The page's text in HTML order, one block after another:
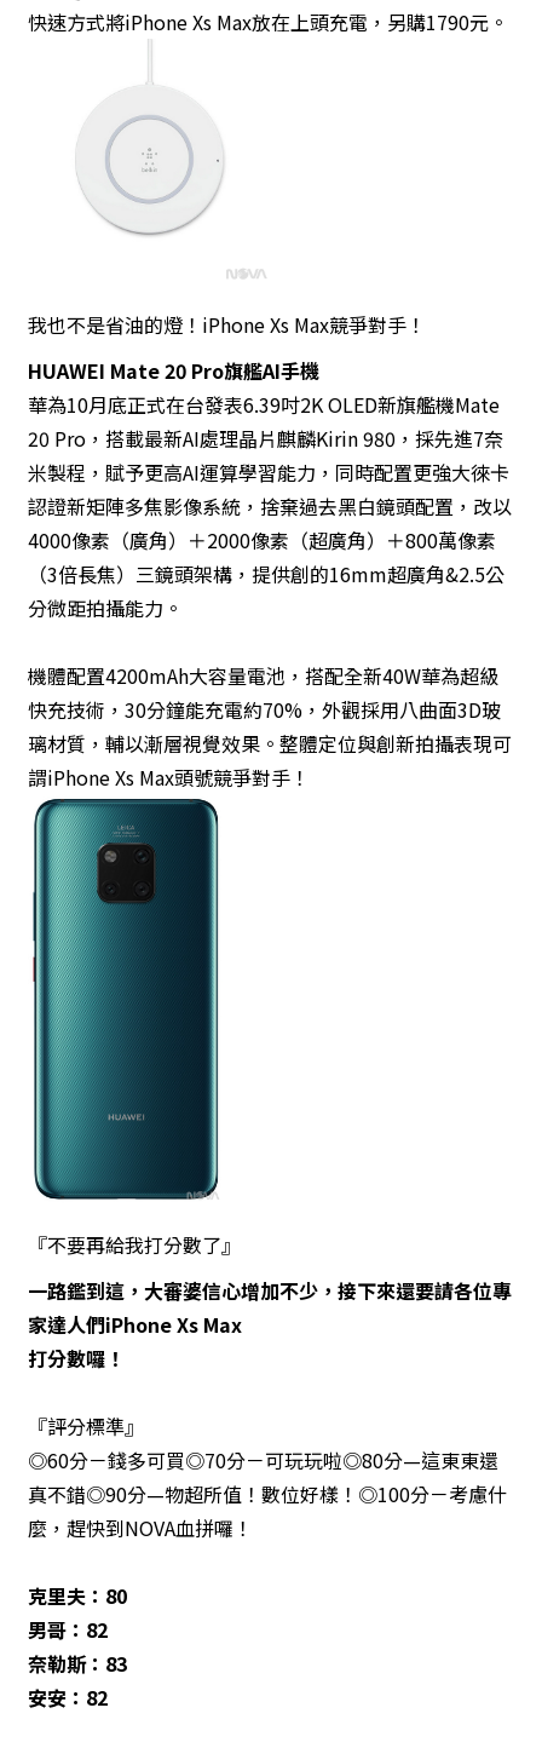
快速方式將iPhone Xs Max放在上頭充電，另購1790元。
我也不是省油的燈！iPhone Xs Max競爭對手！
HUAWEI Mate 20 Pro旗艦AI手機
華為10月底正式在台發表6.39吋2K OLED新旗艦機Mate
20 Pro，搭載最新AI處理晶片麒麟Kirin 980，採先進7奈
米製程，賦予更高AI運算學習能力，同時配置更強大徠卡
認證新矩陣多焦影像系統，捨棄過去黑白鏡頭配置，改以
4000像素（廣角）＋2000像素（超廣角）＋800萬像素
（3倍長焦）三鏡頭架構，提供創的16mm超廣角&2.5公
分微距拍攝能力。
機體配置4200mAh大容量電池，搭配全新40W華為超級
快充技術，30分鐘能充電約70%，外觀採用八曲面3D玻
璃材質，輔以漸層視覺效果。整體定位與創新拍攝表現可
謂iPhone Xs Max頭號競爭對手！
『不要再給我打分數了』
一路鑑到這，大審婆信心增加不少，接下來還要請各位專
家達人們iPhone Xs Max
打分數囉！
『評分標準』
◎60分－錢多可買◎70分－可玩玩啦◎80分—這東東還
真不錯◎90分—物超所值！數位好樣！◎100分－考慮什
麼，趕快到NOVA血拼囉！
克里夫：80
男哥：82
奈勒斯：83
安安：82